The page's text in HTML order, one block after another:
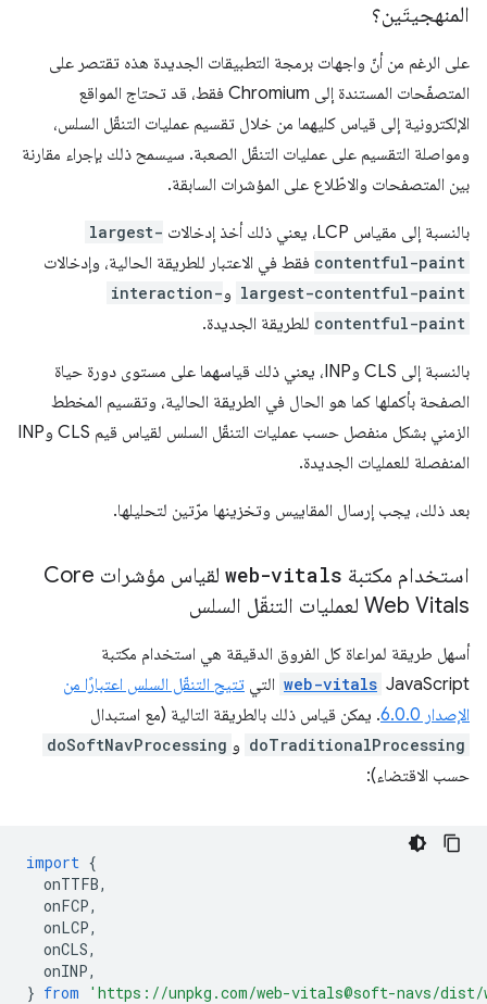
المنهجيتَين؟
على الرغم من أنّ واجهات برمجة التطبيقات الجديدة هذه تقتصر على
المتصفّحات المستندة إلى Chromium فقط، قد تحتاج المواقع
الإلكترونية إلى قياس كليهما من خلال تقسيم عمليات التنقّل السلس،
ومواصلة التقسيم على عمليات التنقّل الصعبة. سيسمح ذلك بإجراء مقارنة
بين المتصفحات والاطّلاع على المؤشرات السابقة.
بالنسبة إلى مقياس LCP، يعني ذلك أخذ إدخالات
largest-
contentful-paint فقط في الاعتبار للطريقة الحالية، وإدخالات
largest-contentful-paint وinteraction-
contentful-paint للطريقة الجديدة.
بالنسبة إلى CLS وINP، يعني ذلك قياسهما على مستوى دورة حياة
الصفحة بأكملها كما هو الحال في الطريقة الحالية، وتقسيم المخطط
الزمني بشكل منفصل حسب عمليات التنقّل السلس لقياس قيم CLS وINP
المنفصلة للعمليات الجديدة.
بعد ذلك، يجب إرسال المقاييس وتخزينها مرّتين لتحليلها.
استخدام مكتبة web-vitals
لقياس مؤشرات Core
Web Vitals لعمليات التنقّل السلس
أسهل طريقة لمراعاة كل الفروق الدقيقة هي استخدام مكتبة
JavaScript
web-vitals التي تتيح التنقّل السلس اعتبارًا من
الإصدار 6.0.0
. يمكن قياس ذلك بالطريقة التالية (مع استبدال
doTraditionalProcessing و doSoftNavProcessing
حسب الاقتضاء):
import {
onTTFB,
onFCP,
onLCP,
onCLS,
onINP,
} from 'https://unpkg.com/web-vitals@soft-navs/